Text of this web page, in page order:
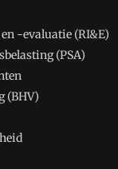
-evaluatie (RI&E)
(PSA)
(BHV)